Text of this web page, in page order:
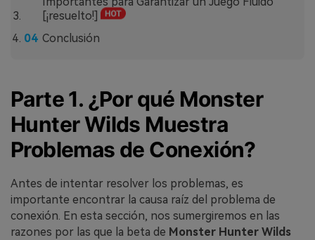
[¡resuelto!]
Conclusión
Parte 1. ¿Por qué Monster
Hunter Wilds Muestra
Problemas de Conexión?
Antes de intentar resolver los problemas, es
importante encontrar la causa raíz del problema de
conexión. En esta sección, nos sumergiremos en las
razones por las que la beta de Monster Hunter Wilds